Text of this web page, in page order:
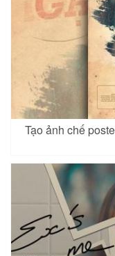
Tạo ảnh chế